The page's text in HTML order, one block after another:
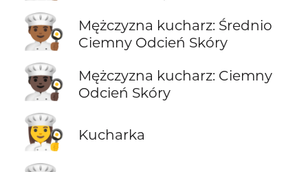
👨🏾‍🍳
Mężczyzna kucharz: Średnio
Ciemny Odcień Skóry
👨🏿‍🍳
Mężczyzna kucharz: Ciemny
Odcień Skóry
👩‍🍳 Kucharka